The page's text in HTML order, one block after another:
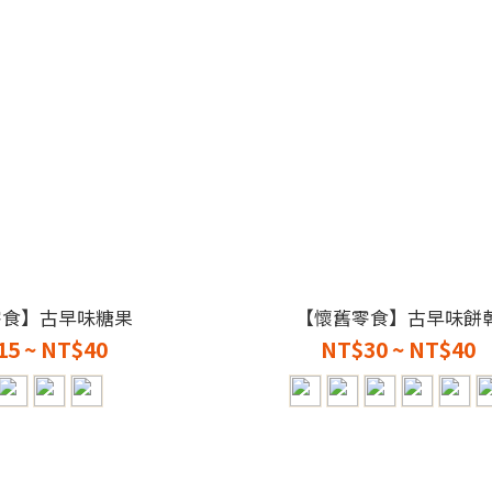
食】古早味糖果
~ NT$40
【懷舊零食】古早味餅
NT$30 ~ NT$40